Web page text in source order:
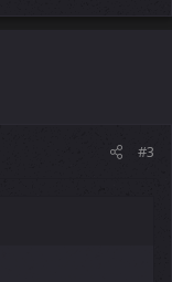
#3